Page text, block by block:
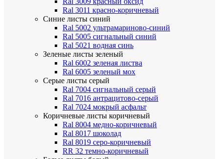
Ral 3011 красно-коричневый
Синие листы синий
Ral 5002 ультрамариново-синий
Ral 5005 сигнальный синий
Ral 5021 водная синь
Зеленые листы зеленый
Ral 6002 зеленая листва
Ral 6005 зеленый мох
Серые листы серый
Ral 7004 сигнальный серый
Ral 7016 антрацитово-серый
Ral 7024 мокрый асфальт
Коричневые листы коричневый
Ral 8004 медно-коричневый
Ral 8017 шоколад
Ral 8019 серо-коричневый
RR 32 темно-коричневый